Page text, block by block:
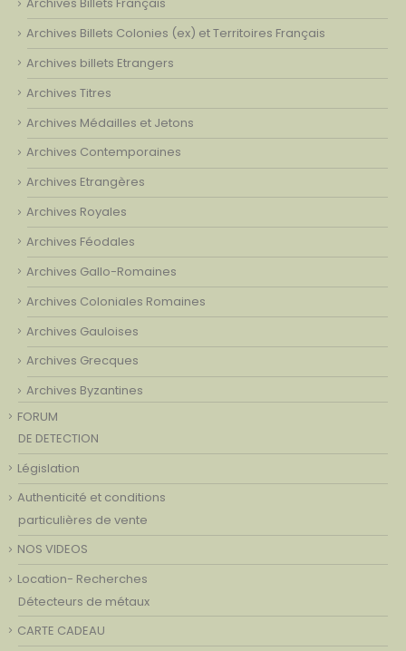
Archives Billets Colonies (ex) et Territoires Français
Archives billets Etrangers
Archives Titres
Archives Médailles et Jetons
Archives Contemporaines
Archives Etrangères
Archives Royales
Archives Féodales
Archives Gallo-Romaines
Archives Coloniales Romaines
Archives Gauloises
Archives Grecques
Archives Byzantines
FORUM
DE DETECTION
Législation
Authenticité et conditions
particulières de vente
NOS VIDEOS
Location- Recherches
Détecteurs de métaux
CARTE CADEAU